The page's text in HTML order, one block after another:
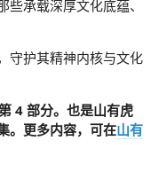
承载深厚文化底蕴、
守护其精神内核与文化
4 部分。也是山有虎
。更多内容，可在山有